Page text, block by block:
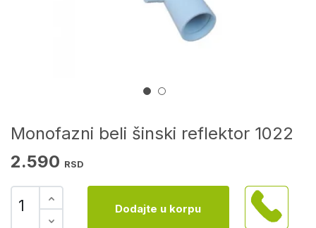
Monofazni beli šinski reflektor 1022
2.590 RSD
Dodajte u korpu